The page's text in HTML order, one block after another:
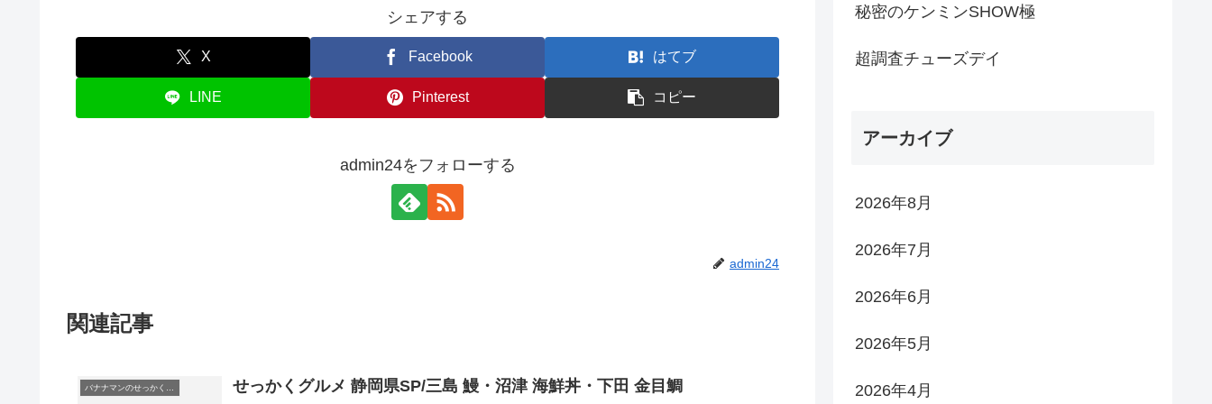
シェアする
X Facebook はてブ
LINE Pinterest コピー
admin24をフォローする
admin24
関連記事
せっかくグルメ 静岡県SP/三島 鰻・沼津 海鮮丼・下田 金目鯛
秘密のケンミンSHOW極
超調査チューズデイ
アーカイブ
2026年8月
2026年7月
2026年6月
2026年5月
2026年4月